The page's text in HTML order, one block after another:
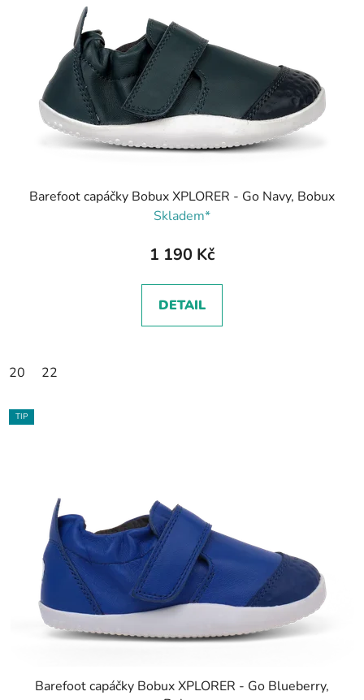
Barefoot capáčky Bobux XPLORER - Go Navy, Bobux
Skladem*
1 190 Kč
DETAIL
20 22
TIP
Barefoot capáčky Bobux XPLORER - Go Blueberry,